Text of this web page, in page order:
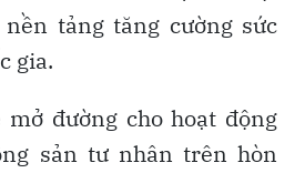
tảng tăng cường sức
gia.
mở đường cho hoạt động
sản tư nhân trên hòn